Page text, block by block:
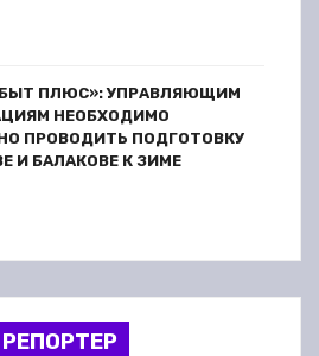
ПЛЮС»: УПРАВЛЯЮЩИМ
НЕОБХОДИМО
ПРОВОДИТЬ ПОДГОТОВКУ
И БАЛАКОВЕ К ЗИМЕ